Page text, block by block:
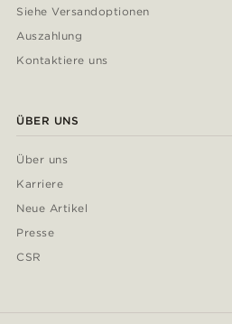
Siehe Versandoptionen
Auszahlung
Kontaktiere uns
ÜBER UNS
Über uns
Karriere
Neue Artikel
Presse
CSR